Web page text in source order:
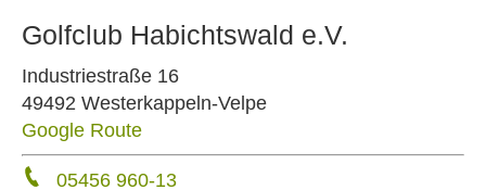
Golfclub Habichtswald e.V.
Industriestraße 16
49492 Westerkappeln-Velpe
Google Route
05456 960-13